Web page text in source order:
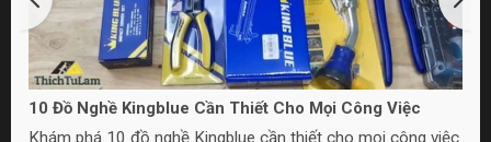
10 Đồ Nghề Kingblue Cần Thiết Cho Mọi Công Việc
Khám phá 10 đồ nghề Kingblue cần thiết cho mọi công việc.